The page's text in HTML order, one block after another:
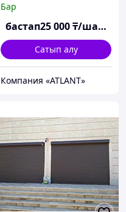
Бар
бастап25 000₸/шаршы м
Сатып алу
Компания «ATLANT»